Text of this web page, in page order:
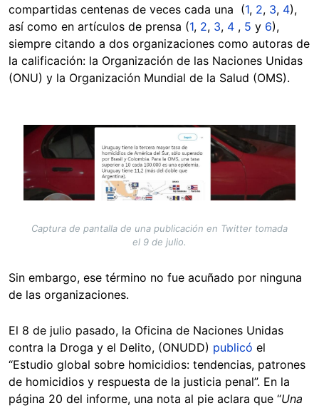
compartidas centenas de veces cada una (1, 2, 3, 4),
así como en artículos de prensa (1, 2, 3, 4 , 5 y 6),
siempre citando a dos organizaciones como autoras de
la calificación: la Organización de las Naciones Unidas
(ONU) y la Organización Mundial de la Salud (OMS).
Image
Captura de pantalla de una publicación en Twitter tomada
el 9 de julio.
Sin embargo, ese término no fue acuñado por ninguna
de las organizaciones.
El 8 de julio pasado, la Oficina de Naciones Unidas
contra la Droga y el Delito, (ONUDD) publicó el
“Estudio global sobre homicidios: tendencias, patrones
de homicidios y respuesta de la justicia penal”. En la
página 20 del informe, una nota al pie aclara que “Una